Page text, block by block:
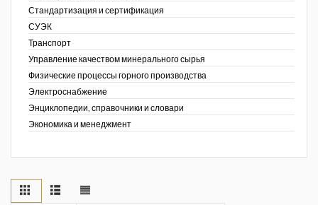
Стандартизация и сертификация
СУЭК
Транспорт
Управление качеством минерального сырья
Физические процессы горного производства
Электроснабжение
Энциклопедии, справочники и словари
Экономика и менеджмент